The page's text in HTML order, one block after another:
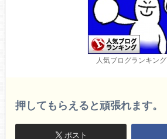
人気ブログランキング
押してもらえると頑張れます。
ポスト